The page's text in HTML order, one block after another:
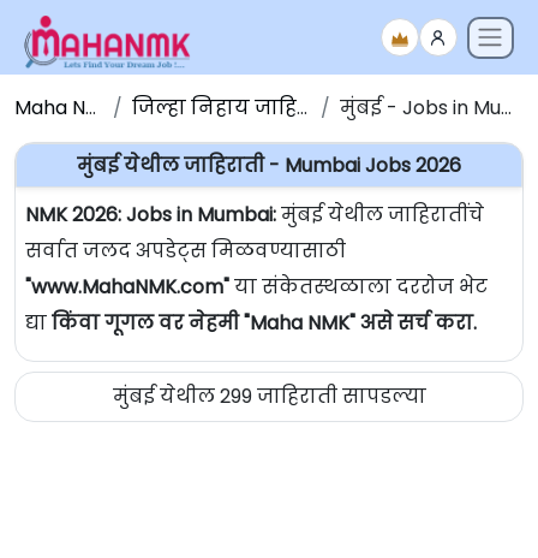
Maha NMK जिल्हा निहाय जाहिराती मुंबई - Jobs in Mumbai
मुंबई येथील जाहिराती - Mumbai Jobs 2026
NMK 2026: Jobs in Mumbai:मुंबई येथील जाहिरातींचे
सर्वात जलद अपडेट्स मिळवण्यासाठी
"www.MahaNMK.com"या संकेतस्थळाला दररोज भेट
द्याकिंवा गूगल वर नेहमी "Maha NMK" असे सर्च करा.
मुंबई येथील 299 जाहिराती सापडल्या